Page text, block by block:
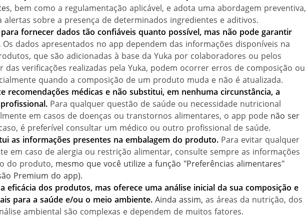
, bem como a regulamentação aplicável, e adota uma abordagem preventiva,
alertas sobre a presença de determinados ingredientes e aditivos.
fornecer dados tão confiáveis quanto possível, mas não pode garantir
Os dados apresentados no app dependem das informações disponíveis na
que são adicionadas à base da Yuka por colaboradores ou pelos
das verificações realizadas pela Yuka, podem ocorrer erros de composição ou
quando a composição de um produto muda e não é atualizada.
recomendações médicas e não substitui, em nenhuma circunstância, a
Para qualquer questão de saúde ou necessidade nutricional
em casos de doenças ou transtornos alimentares, o app pode não ser
é preferível consultar um médico ou outro profissional de saúde.
as informações presentes na embalagem do produto. Para evitar qualquer
em caso de alergia ou restrição alimentar, consulte sempre as informações
do produto, mesmo que você utilize a função "Preferências alimentares"
Premium do app).
eficácia dos produtos, mas oferece uma análise inicial da sua composição e
para a saúde e/ou o meio ambiente. Ainda assim, as áreas da nutrição, dos
ambiental são complexas e dependem de muitos fatores.